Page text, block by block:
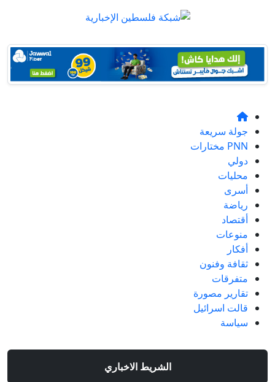
جولة سريعة
PNN مختارات
دولي
محليات
أسرى
رياضة
أقتصاد
منوعات
أفكار
ثقافة وفنون
متفرقات
تقارير مصورة
قالت اسرائيل
سياسة
الشريط الاخباري